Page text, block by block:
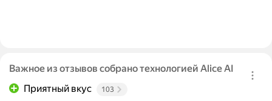
Важное из отзывов собрано технологией Alice AI
Приятный вкус
103